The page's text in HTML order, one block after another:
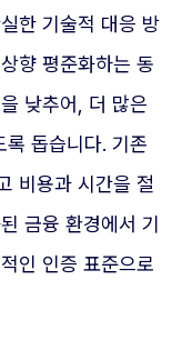
한 기술적 대응 방
향 평준화하는 동
낮추어, 더 많은
록 돕습니다. 기존
비용과 시간을 절
금융 환경에서 기
인 인증 표준으로